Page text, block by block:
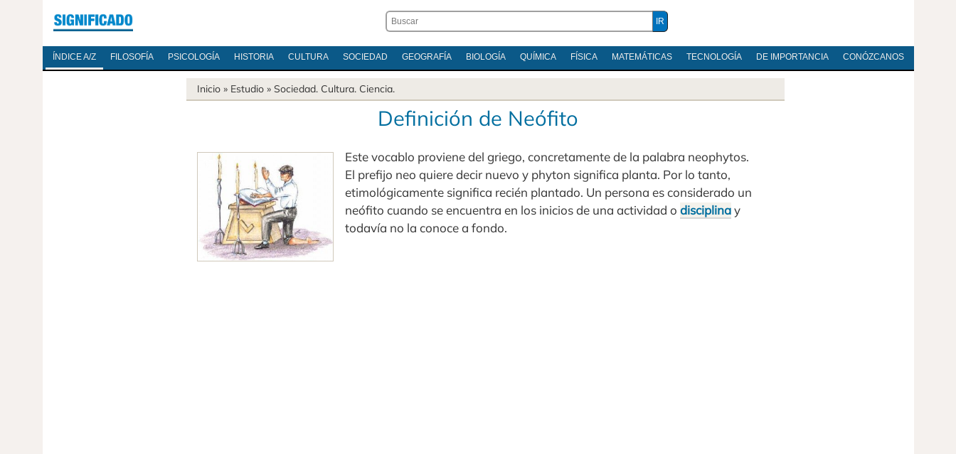
ÍNDICE A/Z FILOSOFÍA PSICOLOGÍA HISTORIA CULTURA SOCIEDAD GEOGRAFÍA BIOLOGÍA QUÍMICA FÍSICA MATEMÁTICAS TECNOLOGÍA DE IMPORTANCIA CONÓZCANOS
Inicio » Estudio » Sociedad. Cultura. Ciencia.
Definición de Neófito
Este vocablo proviene del griego, concretamente de la palabra neophytos.
El prefijo neo quiere decir nuevo y phyton significa planta. Por lo tanto,
etimológicamente significa recién plantado. Un persona es considerado un
neófito cuando se encuentra en los inicios de una actividad o disciplinay
todavía no la conoce a fondo.